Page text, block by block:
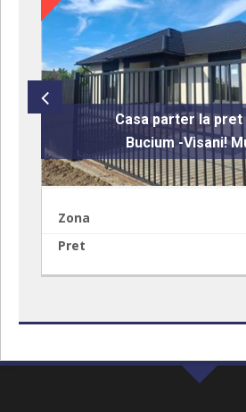
Casa parter la
Bucium -Visani!
Zona
Pret